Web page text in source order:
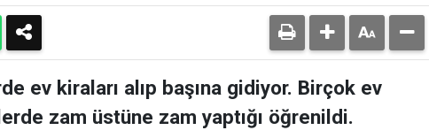
ev kiraları alıp başına gidiyor. Birçok ev
zam üstüne zam yaptığı öğrenildi.